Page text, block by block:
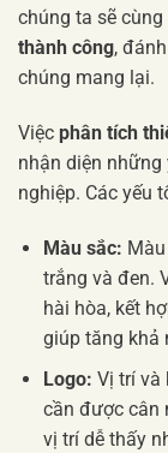
chúng ta sẽ
thành công,
chúng mang lại.
Việc phân tích
nhận diện những
nghiệp. Các yếu
Màu sắc:
trắng và đen.
hài hòa, kết
giúp tăng khả
Logo: Vị trí và
cần được cân
vị trí dễ thấy